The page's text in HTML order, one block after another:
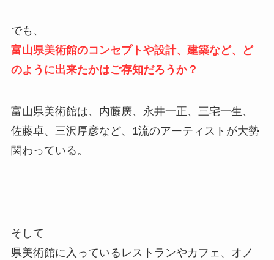
でも、
富山県美術館のコンセプトや設計、建築など、ど
のように出来たかはご存知だろうか？
富山県美術館は、内藤廣、永井一正、三宅一生、
佐藤卓、三沢厚彦など、1流のアーティストが大勢
関わっている。
そして
県美術館に入っているレストランやカフェ、オノ